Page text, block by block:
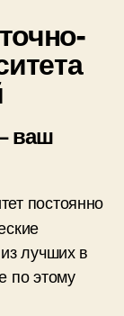
ваш
постоянно
лучших в
по этому